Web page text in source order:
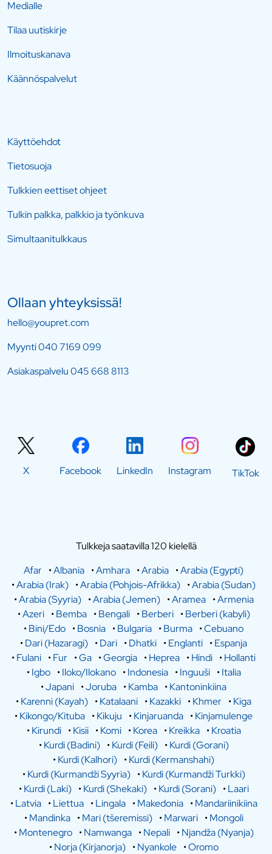
Medialle
Tilaa uutiskirje
Ilmoituskanava
Käännöspalvelut
Käyttöehdot
Tietosuoja
Tulkkien eettiset ohjeet
Tulkin palkka, palkkio ja työnkuva
Simultaanitulkkaus
Ollaan yhteyksissä!
hello@youpret.com
Myynti040 7169 099
Asiakaspalvelu045 668 8113
X Facebook LinkedIn Instagram TikTok
Tulkkeja saatavilla 120 kielellä
Afar •Albania •Amhara •Arabia •Arabia (Egypti)
•Arabia (Irak) •Arabia (Pohjois-Afrikka) •Arabia (Sudan)
•Arabia (Syyria) •Arabia (Jemen) •Aramea •Armenia
•Azeri •Bemba •Bengali •Berberi •Berberi (kabyli)
•Bini/Edo •Bosnia •Bulgaria •Burma •Cebuano
•Dari (Hazaragi) •Dari •Dhatki •Englanti •Espanja
•Fulani •Fur •Ga •Georgia •Heprea •Hindi •Hollanti
•Igbo •Iloko/Ilokano •Indonesia •Inguuši •Italia
•Japani •Joruba •Kamba •Kantoninkiina
•Karenni (Kayah) •Katalaani •Kazakki •Khmer •Kiga
•Kikongo/Kituba •Kikuju •Kinjaruanda •Kinjamulenge
•Kirundi •Kisii •Komi •Korea •Kreikka •Kroatia
•Kurdi (Badini) •Kurdi (Feili) •Kurdi (Gorani)
•Kurdi (Kalhori) •Kurdi (Kermanshahi)
•Kurdi (Kurmandži Syyria) •Kurdi (Kurmandži Turkki)
•Kurdi (Laki) •Kurdi (Shekaki) •Kurdi (Sorani) •Laari
•Latvia •Liettua •Lingala •Makedonia •Mandariinikiina
•Mandinka •Mari (tšeremissi) •Marwari •Mongoli
•Montenegro •Namwanga •Nepali •Njandža (Nyanja)
•Norja (Kirjanorja) •Nyankole •Oromo